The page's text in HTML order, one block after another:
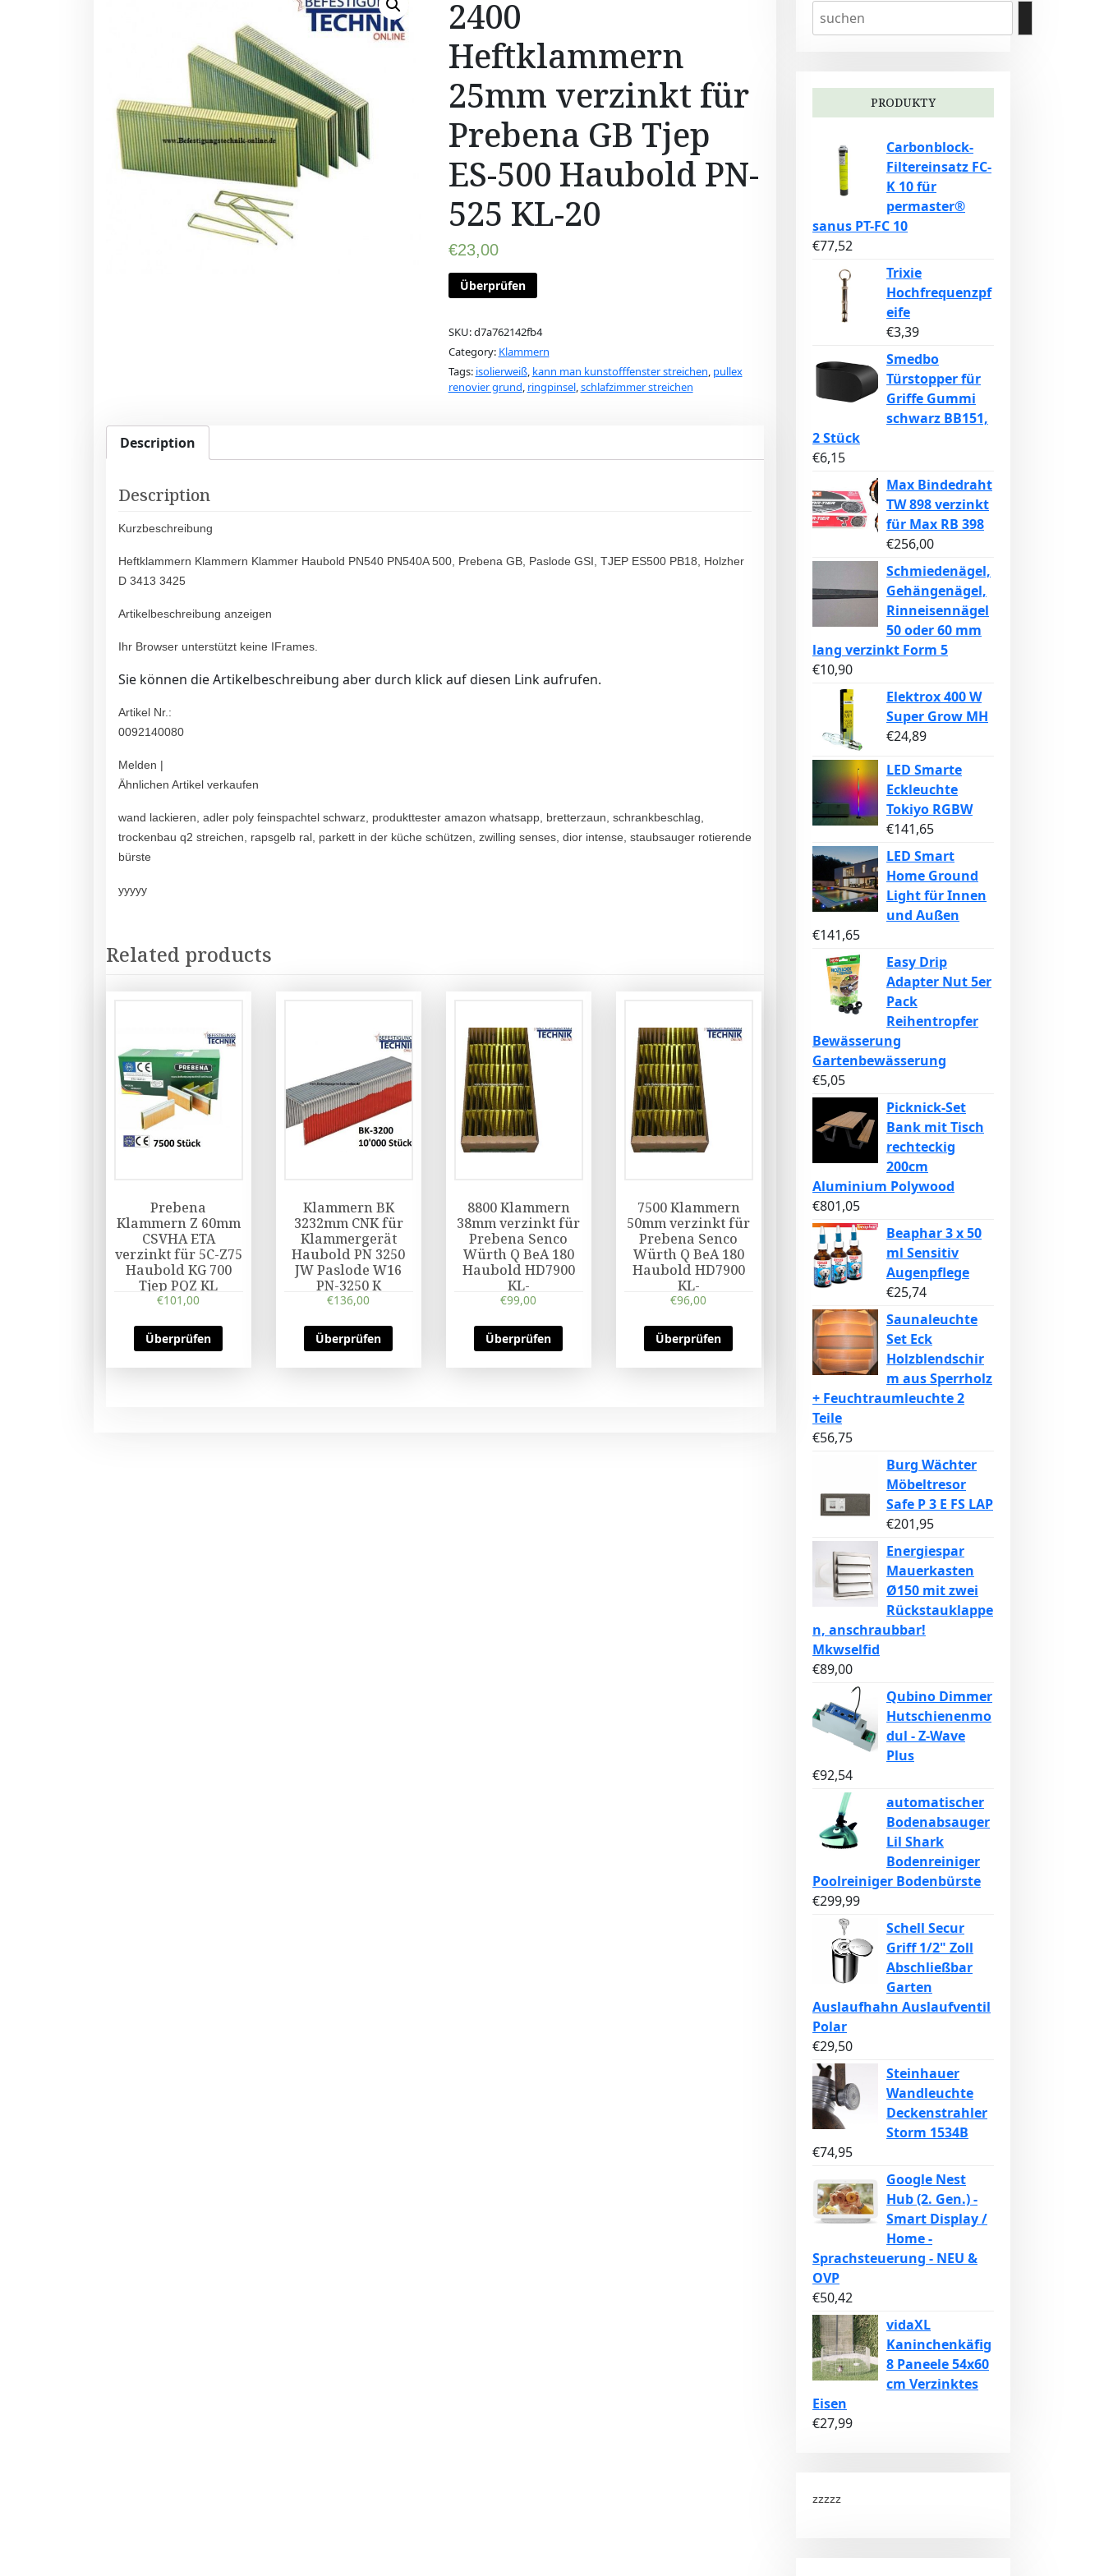
2400
Heftklammern
25mm verzinkt für
Prebena GB Tjep
ES-500 Haubold PN-
525 KL-20
€23,00
Überprüfen
SKU:d7a762142fb4
Category: Klammern
Tags: isolierweiß, kann man kunstofffenster streichen, pullex
renovier grund, ringpinsel,schlafzimmer streichen
Description
Description
Kurzbeschreibung
Heftklammern Klammern Klammer Haubold PN540 PN540A 500, Prebena GB, Paslode GSI, TJEP ES500 PB18, Holzher
D 3413 3425
Artikelbeschreibung anzeigen
Ihr Browser unterstützt keine IFrames.
Sie können die Artikelbeschreibung aber durch klick auf diesen Link aufrufen.
Artikel Nr.:
0092140080
Melden |
Ähnlichen Artikel verkaufen
wand lackieren, adler poly feinspachtel schwarz, produkttester amazon whatsapp, bretterzaun, schrankbeschlag,
trockenbau q2 streichen, rapsgelb ral, parkett in der küche schützen, zwilling senses, dior intense, staubsauger rotierende
bürste
yyyyy
Related products
Prebena
Klammern Z 60mm
CSVHA ETA
verzinkt für 5C-Z75
Haubold KG 700
Tjep PQZ KL
€101,00
Überprüfen
Klammern BK
3232mm CNK für
Klammergerät
Haubold PN 3250
JW Paslode W16
PN-3250 K
€136,00
Überprüfen
8800 Klammern
38mm verzinkt für
Prebena Senco
Würth Q BeA 180
Haubold HD7900
KL-
€99,00
Überprüfen
7500 Klammern
50mm verzinkt für
Prebena Senco
Würth Q BeA 180
Haubold HD7900
KL-
€96,00
Überprüfen
PRODUKTY
Carbonblock-
Filtereinsatz FC-
K 10 für
permaster®
sanus PT-FC 10
€77,52
Trixie
Hochfrequenzpf
eife
€3,39
Smedbo
Türstopper für
Griffe Gummi
schwarz BB151,
2 Stück
€6,15
Max Bindedraht
TW 898 verzinkt
für Max RB 398
€256,00
Schmiedenägel,
Gehängenägel,
Rinneisennägel
50 oder 60 mm
lang verzinkt Form 5
€10,90
Elektrox 400 W
Super Grow MH
€24,89
LED Smarte
Eckleuchte
Tokiyo RGBW
€141,65
LED Smart
Home Ground
Light für Innen
und Außen
€141,65
Easy Drip
Adapter Nut 5er
Pack
Reihentropfer
Bewässerung
Gartenbewässerung
€5,05
Picknick-Set
Bank mit Tisch
rechteckig
200cm
Aluminium Polywood
€801,05
Beaphar 3 x 50
ml Sensitiv
Augenpflege
€25,74
Saunaleuchte
Set Eck
Holzblendschir
m aus Sperrholz
+ Feuchtraumleuchte 2
Teile
€56,75
Burg Wächter
Möbeltresor
Safe P 3 E FS LAP
€201,95
Energiespar
Mauerkasten
Ø150 mit zwei
Rückstauklappe
n, anschraubbar!
Mkwselfid
€89,00
Qubino Dimmer
Hutschienenmo
dul - Z-Wave
Plus
€92,54
automatischer
Bodenabsauger
Lil Shark
Bodenreiniger
Poolreiniger Bodenbürste
€299,99
Schell Secur
Griff 1/2" Zoll
Abschließbar
Garten
Auslaufhahn Auslaufventil
Polar
€29,50
Steinhauer
Wandleuchte
Deckenstrahler
Storm 1534B
€74,95
Google Nest
Hub (2. Gen.) -
Smart Display /
Home -
Sprachsteuerung - NEU &
OVP
€50,42
vidaXL
Kaninchenkäfig
8 Paneele 54x60
cm Verzinktes
Eisen
€27,99
zzzzz